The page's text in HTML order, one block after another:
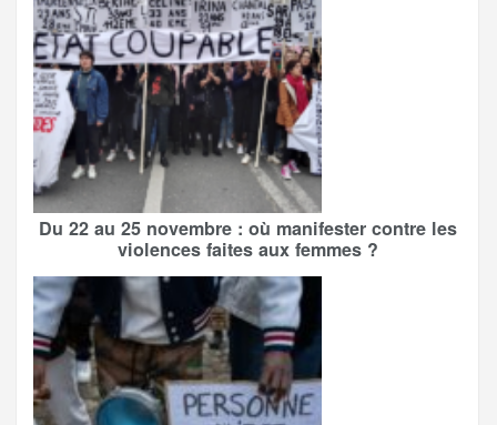
Du 22 au 25 novembre : où manifester contre les
violences faites aux femmes ?